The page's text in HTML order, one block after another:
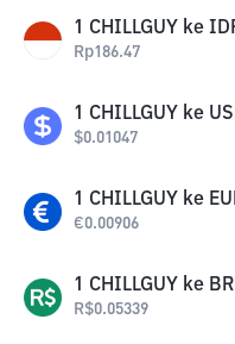
1 CHILLGUY ke
Rp186.47
1 CHILLGUY ke
$0.01047
1 CHILLGUY ke
€0.00906
1 CHILLGUY ke
R$0.05339